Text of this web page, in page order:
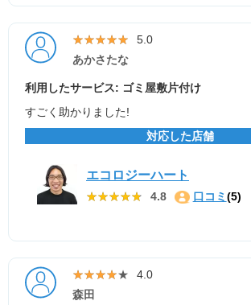
★★★★★
★★★★★ 5.0
あかさたな
利用したサービス: ゴミ屋敷片付け
すごく助かりました!
対応した店舗
エコロジーハート
★★★★★
★★★★★ 4.8 口コミ (5)
★★★★★
★★★★★ 4.0
森田